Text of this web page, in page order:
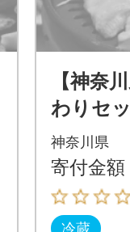
【神奈
わりセ
ド豚バ
鎌倉野
ング【
送】
神奈川県
寄付金額